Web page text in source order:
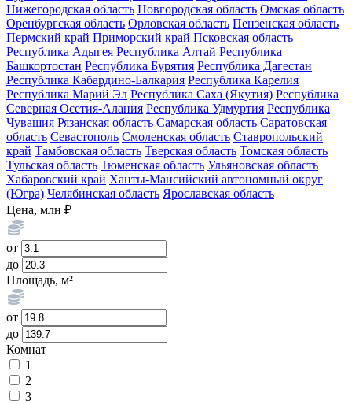
Нижегородская область Новгородская область Омская область
Оренбургская область Орловская область Пензенская область
Пермский край Приморский край Псковская область
Республика Адыгея Республика Алтай Республика
Башкортостан Республика Бурятия Республика Дагестан
Республика Кабардино-Балкария Республика Карелия
Республика Марий Эл Республика Саха (Якутия) Республика
Северная Осетия-Алания Республика Удмуртия Республика
Чувашия Рязанская область Самарская область Саратовская
область Севастополь Смоленская область Ставропольский
край Тамбовская область Тверская область Томская область
Тульская область Тюменская область Ульяновская область
Хабаровский край Ханты-Мансийский автономный округ
(Югра) Челябинская область Ярославская область
Цена, млн ₽
от
до
Площадь, м²
от
до
Комнат
1
2
3